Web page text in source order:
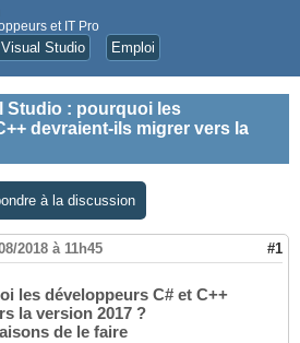
et IT Pro
Studio Emploi
Studio : pourquoi les
devraient-ils migrer vers la
à la discussion
2018 à 11h45 #1
les développeurs C# et C++
la version 2017 ?
de le faire